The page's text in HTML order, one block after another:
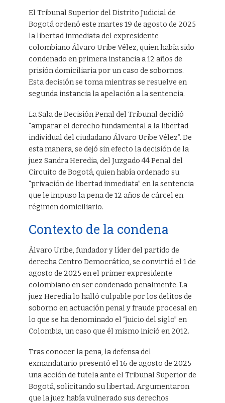
El Tribunal Superior del Distrito Judicial de
Bogotá ordenó este martes 19 de agosto de 2025
la libertad inmediata del expresidente
colombiano Álvaro Uribe Vélez, quien había sido
condenado en primera instancia a 12 años de
prisión domiciliaria por un caso de sobornos.
Esta decisión se toma mientras se resuelve en
segunda instancia la apelación a la sentencia.
La Sala de Decisión Penal del Tribunal decidió
“amparar el derecho fundamental a la libertad
individual del ciudadano Álvaro Uribe Vélez”. De
esta manera, se dejó sin efecto la decisión de la
juez Sandra Heredia, del Juzgado 44 Penal del
Circuito de Bogotá, quien había ordenado su
“privación de libertad inmediata” en la sentencia
que le impuso la pena de 12 años de cárcel en
régimen domiciliario.
Contexto de la condena
Álvaro Uribe, fundador y líder del partido de
derecha Centro Democrático, se convirtió el 1 de
agosto de 2025 en el primer expresidente
colombiano en ser condenado penalmente. La
juez Heredia lo halló culpable por los delitos de
soborno en actuación penal y fraude procesal en
lo que se ha denominado el “juicio del siglo” en
Colombia, un caso que él mismo inició en 2012.
Tras conocer la pena, la defensa del
exmandatario presentó el 16 de agosto de 2025
una acción de tutela ante el Tribunal Superior de
Bogotá, solicitando su libertad. Argumentaron
que la juez había vulnerado sus derechos